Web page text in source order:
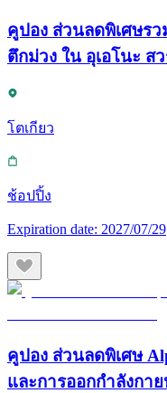
คูปอง ส่วนลดพิเศษรว
ตึกม่วง ใน อุเอโนะ
โตเกียว
ช้อปปิ้ง
Expiration date: 2027/07/29
คูปอง ส่วนลดพิเศษ
และการออกกำลังกา